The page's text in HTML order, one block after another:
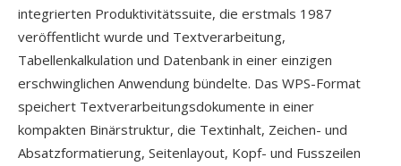
integrierten Produktivitätssuite, die erstmals 1987
veröffentlicht wurde und Textverarbeitung,
Tabellenkalkulation und Datenbank in einer einzigen
erschwinglichen Anwendung bündelte. Das WPS-Format
speichert Textverarbeitungsdokumente in einer
kompakten Binärstruktur, die Textinhalt, Zeichen- und
Absatzformatierung, Seitenlayout, Kopf- und Fusszeilen